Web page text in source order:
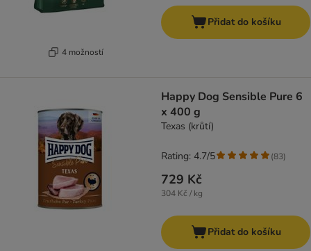
4 možností
Přidat do košíku
Happy Dog Sensible Pure 6
x 400 g
Texas (krůtí)
729 Kč
304 Kč / kg
Rating: 4.7/5 (83)
Přidat do košíku